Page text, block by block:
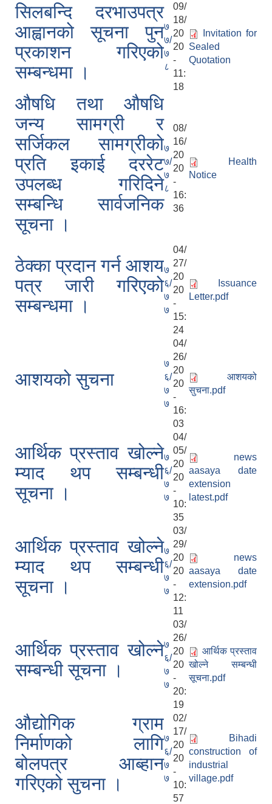
सिलबन्दि दरभाउपत्र
आह्वानको सूचना पुन
प्रकाशन गरिएको
सम्बन्धमा ।
७
७/
७
८
09/
18/
20
20
-
11:
18
Invitation for
Sealed
Quotation
औषधि तथा औषधि
जन्य सामग्री र
सर्जिकल सामग्रीको
प्रति इकाई दररेट
उपलब्ध गरिदिने
सम्बन्धि सार्वजनिक
सूचना ।
७
७/
७
८
08/
16/
20
20
-
16:
36
Health
Notice
ठेक्का प्रदान गर्न आशय
पत्र जारी गरिएको
सम्बन्धमा ।
७
६/
७
७
04/
27/
20
20
-
15:
24
Issuance
Letter.pdf
आशयको सुचना
७
६/
७
७
04/
26/
20
20
-
16:
03
आशयको
सुचना.pdf
आर्थिक प्रस्ताव खोल्ने
म्याद थप सम्बन्धी
सूचना ।
७
६/
७
७
04/
05/
20
20
-
10:
35
news
aasaya date
extension
latest.pdf
आर्थिक प्रस्ताव खोल्ने
म्याद थप सम्बन्धी
सूचना ।
७
६/
७
७
03/
29/
20
20
-
12:
11
news
aasaya date
extension.pdf
आर्थिक प्रस्ताव खोल्ने
सम्बन्धी सूचना ।
७
६/
७
७
03/
26/
20
20
-
20:
19
आर्थिक प्रस्ताव
खोल्ने सम्बन्धी
सूचना.pdf
औद्योगिक ग्राम
निर्माणको लागि
बोलपत्र आब्हान
गरिएको सुचना ।
७
६/
७
७
02/
17/
20
20
-
10:
57
Bihadi
construction of
industrial
village.pdf